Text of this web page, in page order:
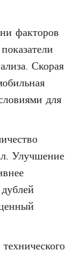
факторов
Скорая
для
Улучшение